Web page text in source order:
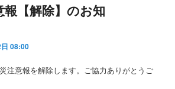
報【解除】のお知
08:00
注意報を解除します。ご協力ありがとうご